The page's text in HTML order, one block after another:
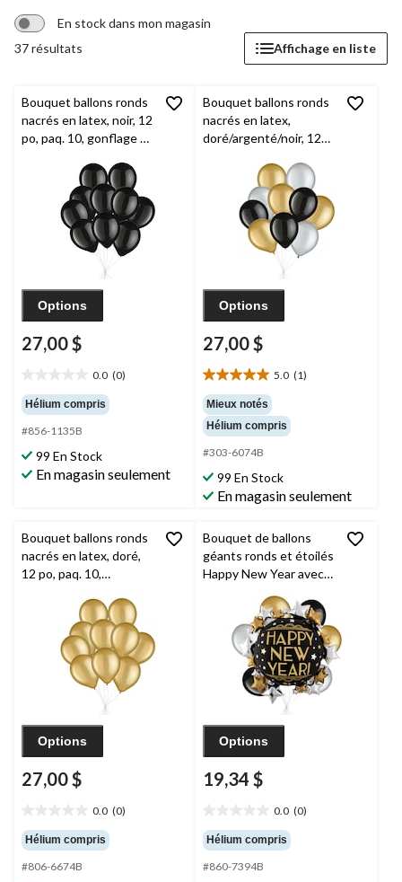
En stock dans mon magasin
37 résultats
Affichage en liste
Bouquet ballons ronds
nacrés en latex, noir, 12
po, paq. 10, gonflage à
pour veille du jour de
l’An et occasions
spéciales
Options
27,00 $
0.0 (0)
étoile(s)
sur
5.
Hélium compris
#856-1135B
99 En Stock
En magasin seulement
Bouquet ballons ronds
nacrés en latex,
doré/argenté/noir, 12
l’hélium et ruban inclus
pour veille du jour de
l’An et occasions
spéciales
Options
27,00 $
5.0 (1)
5.0
étoile(s)
sur
5.
1
Mieux notés
Hélium compris
#303-6074B
99 En Stock
En magasin seulement
Bouquet ballons ronds
nacrés en latex, doré,
12 po, paq. 10,
ruban inclus pour veille
du jour de l’An et
occasions spéciales
Options
27,00 $
0.0 (0)
étoile(s)
sur
5.
Hélium compris
#806-6674B
Bouquet de ballons
géants ronds et étoilés
Happy New Year avec
doré/argenté/noir, paq.
7, gonflage à l’hélium
et ruban inclus
Options
19,34 $
0.0 (0)
étoile(s)
sur
5.
Hélium compris
#860-7394B